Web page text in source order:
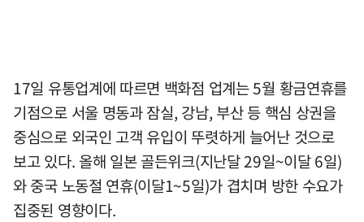
17일 유통업계에 따르면 백화점 업계는 5월 황금연휴를
기점으로 서울 명동과 잠실, 강남, 부산 등 핵심 상권을
중심으로 외국인 고객 유입이 뚜렷하게 늘어난 것으로
보고 있다. 올해 일본 골든위크(지난달 29일~이달 6일)
와 중국 노동절 연휴(이달1~5일)가 겹치며 방한 수요가
집중된 영향이다.